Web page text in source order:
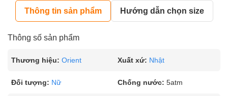
Thông tin sản phẩm Hướng dẫn chọn size
Thông số sản phẩm
Thương hiệu: Orient Xuất xứ: Nhật
Đối tượng: Nữ Chống nước: 5atm